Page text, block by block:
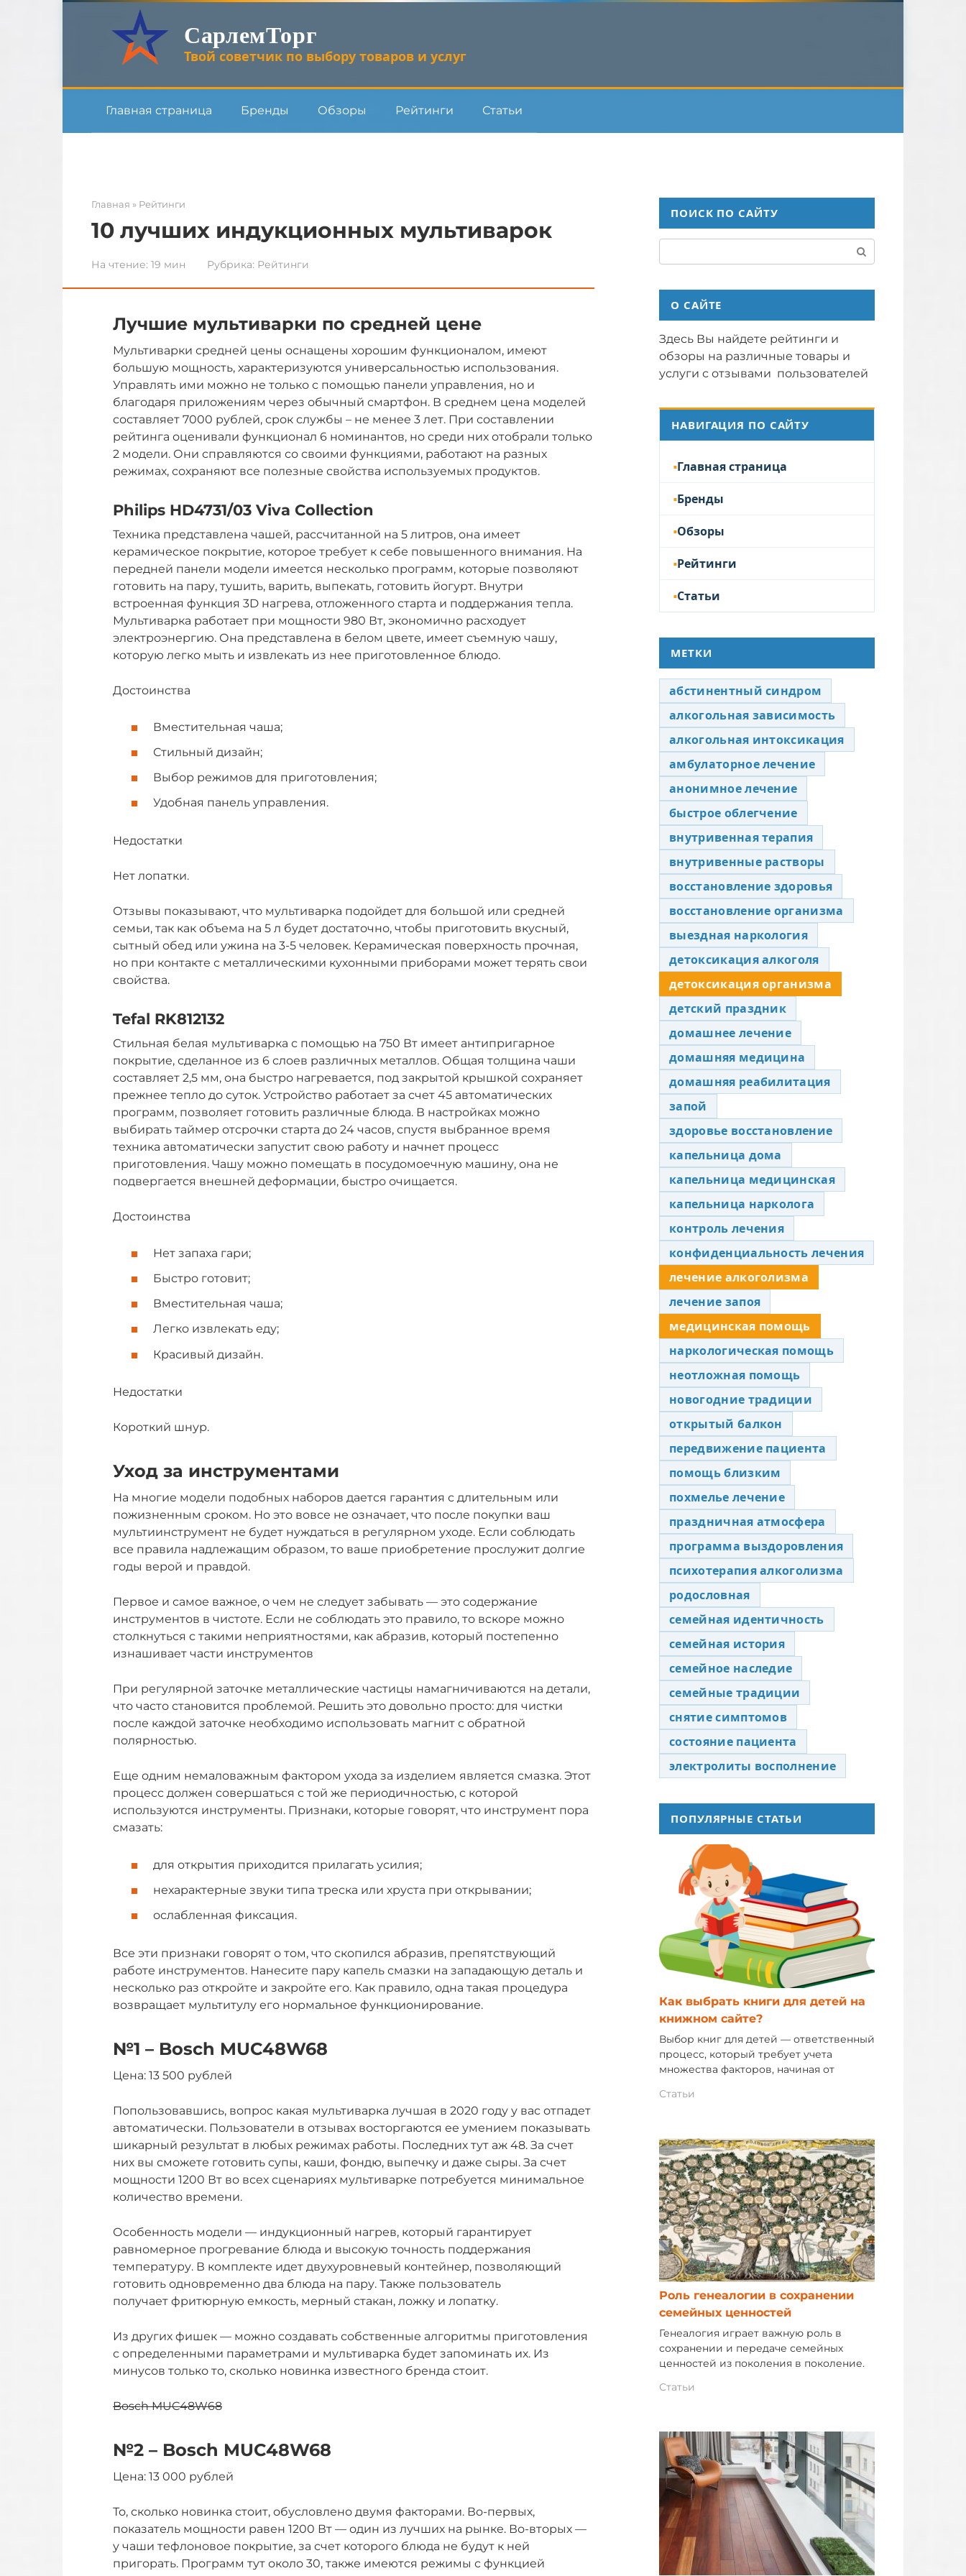
СарлемТорг
Твой советчик по выбору товаров и услуг
Главная страница Бренды Обзоры Рейтинги Статьи
Главная » Рейтинги
10 лучших индукционных мультиварок
На чтение: 19 мин Рубрика: Рейтинги
Лучшие мультиварки по средней цене
Мультиварки средней цены оснащены хорошим функционалом, имеют
большую мощность, характеризуются универсальностью использования.
Управлять ими можно не только с помощью панели управления, но и
благодаря приложениям через обычный смартфон. В среднем цена моделей
составляет 7000 рублей, срок службы – не менее 3 лет. При составлении
рейтинга оценивали функционал 6 номинантов, но среди них отобрали только
2 модели. Они справляются со своими функциями, работают на разных
режимах, сохраняют все полезные свойства используемых продуктов.
Philips HD4731/03 Viva Collection
Техника представлена чашей, рассчитанной на 5 литров, она имеет
керамическое покрытие, которое требует к себе повышенного внимания. На
передней панели модели имеется несколько программ, которые позволяют
готовить на пару, тушить, варить, выпекать, готовить йогурт. Внутри
встроенная функция 3D нагрева, отложенного старта и поддержания тепла.
Мультиварка работает при мощности 980 Вт, экономично расходует
электроэнергию. Она представлена в белом цвете, имеет съемную чашу,
которую легко мыть и извлекать из нее приготовленное блюдо.
Достоинства
Вместительная чаша;
Стильный дизайн;
Выбор режимов для приготовления;
Удобная панель управления.
Недостатки
Нет лопатки.
Отзывы показывают, что мультиварка подойдет для большой или средней
семьи, так как объема на 5 л будет достаточно, чтобы приготовить вкусный,
сытный обед или ужина на 3-5 человек. Керамическая поверхность прочная,
но при контакте с металлическими кухонными приборами может терять свои
свойства.
Tefal RK812132
Стильная белая мультиварка с помощью на 750 Вт имеет антипригарное
покрытие, сделанное из 6 слоев различных металлов. Общая толщина чаши
составляет 2,5 мм, она быстро нагревается, под закрытой крышкой сохраняет
прежнее тепло до суток. Устройство работает за счет 45 автоматических
программ, позволяет готовить различные блюда. В настройках можно
выбирать таймер отсрочки старта до 24 часов, спустя выбранное время
техника автоматически запустит свою работу и начнет процесс
приготовления. Чашу можно помещать в посудомоечную машину, она не
подвергается внешней деформации, быстро очищается.
Достоинства
Нет запаха гари;
Быстро готовит;
Вместительная чаша;
Легко извлекать еду;
Красивый дизайн.
Недостатки
Короткий шнур.
Уход за инструментами
На многие модели подобных наборов дается гарантия с длительным или
пожизненным сроком. Но это вовсе не означает, что после покупки ваш
мультиинструмент не будет нуждаться в регулярном уходе. Если соблюдать
все правила надлежащим образом, то ваше приобретение прослужит долгие
годы верой и правдой.
Первое и самое важное, о чем не следует забывать — это содержание
инструментов в чистоте. Если не соблюдать это правило, то вскоре можно
столкнуться с такими неприятностями, как абразив, который постепенно
изнашивает части инструментов
При регулярной заточке металлические частицы намагничиваются на детали,
что часто становится проблемой. Решить это довольно просто: для чистки
после каждой заточке необходимо использовать магнит с обратной
полярностью.
Еще одним немаловажным фактором ухода за изделием является смазка. Этот
процесс должен совершаться с той же периодичностью, с которой
используются инструменты. Признаки, которые говорят, что инструмент пора
смазать:
для открытия приходится прилагать усилия;
нехарактерные звуки типа треска или хруста при открывании;
ослабленная фиксация.
Все эти признаки говорят о том, что скопился абразив, препятствующий
работе инструментов. Нанесите пару капель смазки на западающую деталь и
несколько раз откройте и закройте его. Как правило, одна такая процедура
возвращает мультитулу его нормальное функционирование.
№1 – Bosch MUC48W68
Цена: 13 500 рублей
Попользовавшись, вопрос какая мультиварка лучшая в 2020 году у вас отпадет
автоматически. Пользователи в отзывах восторгаются ее умением показывать
шикарный результат в любых режимах работы. Последних тут аж 48. За счет
них вы сможете готовить супы, каши, фондю, выпечку и даже сыры. За счет
мощности 1200 Вт во всех сценариях мультиварке потребуется минимальное
количество времени.
Особенность модели — индукционный нагрев, который гарантирует
равномерное прогревание блюда и высокую точность поддержания
температуру. В комплекте идет двухуровневый контейнер, позволяющий
готовить одновременно два блюда на пару. Также пользователь
получает фритюрную емкость, мерный стакан, ложку и лопатку.
Из других фишек — можно создавать собственные алгоритмы приготовления
с определенными параметрами и мультиварка будет запоминать их. Из
минусов только то, сколько новинка известного бренда стоит.
Bosch MUC48W68
№2 – Bosch MUC48W68
Цена: 13 000 рублей
То, сколько новинка стоит, обусловлено двумя факторами. Во-первых,
показатель мощности равен 1200 Вт — один из лучших на рынке. Во-вторых —
у чаши тефлоновое покрытие, за счет которого блюда не будут к ней
пригорать. Программ тут около 30, также имеются режимы с функцией
ПОИСК ПО САЙТУ
О САЙТЕ
Здесь Вы найдете рейтинги и
обзоры на различные товары и
услуги с отзывами пользователей
НАВИГАЦИЯ ПО САЙТУ
Главная страница
Бренды
Обзоры
Рейтинги
Статьи
МЕТКИ
абстинентный синдром
алкогольная зависимость
алкогольная интоксикация
амбулаторное лечение
анонимное лечение
быстрое облегчение
внутривенная терапия
внутривенные растворы
восстановление здоровья
восстановление организма
выездная наркология
детоксикация алкоголя
детоксикация организма
детский праздник
домашнее лечение
домашняя медицина
домашняя реабилитация
запой
здоровье восстановление
капельница дома
капельница медицинская
капельница нарколога
контроль лечения
конфиденциальность лечения
лечение алкоголизма
лечение запоя
медицинская помощь
наркологическая помощь
неотложная помощь
новогодние традиции
открытый балкон
передвижение пациента
помощь близким
похмелье лечение
праздничная атмосфера
программа выздоровления
психотерапия алкоголизма
родословная
семейная идентичность
семейная история
семейное наследие
семейные традиции
снятие симптомов
состояние пациента
электролиты восполнение
ПОПУЛЯРНЫЕ СТАТЬИ
Как выбрать книги для детей на
книжном сайте?
Выбор книг для детей — ответственный
процесс, который требует учета
множества факторов, начиная от
Статьи
Роль генеалогии в сохранении
семейных ценностей
Генеалогия играет важную роль в
сохранении и передаче семейных
ценностей из поколения в поколение.
Статьи